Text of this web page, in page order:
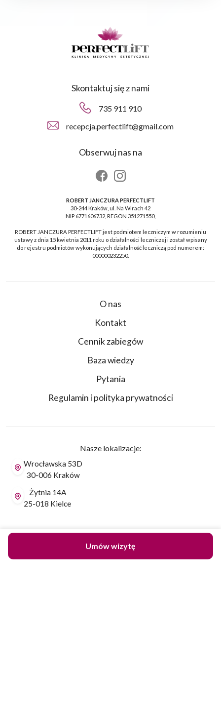
Skontaktuj się z nami
735 911 910
recepcja.perfectlift@gmail.com
Obserwuj nas na
ROBERT JANCZURA PERFECTLIFT
30-244 Kraków, ul. Na Wirach 42
NIP 6771606732, REGON 351271550,
ROBERT JANCZURA PERFECTLIFT jest podmiotem leczniczym w rozumieniu
ustawy z dnia 15 kwietnia 2011 roku o działalności leczniczej i został wpisany
do rejestru podmiotów wykonujących działalność leczniczą pod numerem:
000000232250.
O nas
Kontakt
Cennik zabiegów
Baza wiedzy
Pytania
Regulamin i polityka prywatności
Nasze lokalizacje:
Wrocławska 53D
30-006 Kraków
Żytnia 14A
25-018 Kielce
Dane do przelewu:
PLN Robert Janczura PerfectLift
mBank SWIFT: BREXPLPWMBK
Umów wizytę